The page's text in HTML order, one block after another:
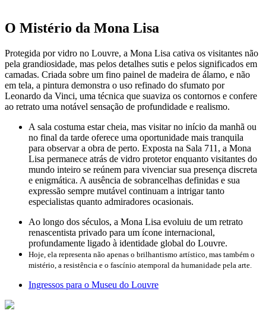
O Mistério da Mona Lisa
Protegida por vidro no Louvre, a Mona Lisa cativa os visitantes não
pela grandiosidade, mas pelos detalhes sutis e pelos significados em
camadas. Criada sobre um fino painel de madeira de álamo, e não
em tela, a pintura demonstra o uso refinado do sfumato por
Leonardo da Vinci, uma técnica que suaviza os contornos e confere
ao retrato uma notável sensação de profundidade e realismo.
A sala costuma estar cheia, mas visitar no início da manhã ou
no final da tarde oferece uma oportunidade mais tranquila
para observar a obra de perto. Exposta na Sala 711, a Mona
Lisa permanece atrás de vidro protetor enquanto visitantes do
mundo inteiro se reúnem para vivenciar sua presença discreta
e enigmática. A ausência de sobrancelhas definidas e sua
expressão sempre mutável continuam a intrigar tanto
especialistas quanto admiradores ocasionais.
Ao longo dos séculos, a Mona Lisa evoluiu de um retrato
renascentista privado para um ícone internacional,
profundamente ligado à identidade global do Louvre.
Hoje, ela representa não apenas o brilhantismo artístico, mas também o
mistério, a resistência e o fascínio atemporal da humanidade pela arte.
Ingressos para o Museu do Louvre